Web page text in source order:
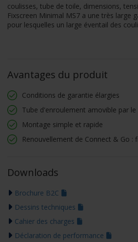
coulisses, tube de toile, dimensions,
Fixscreen Minimal MS7 a une très large
pour lesquelles un large éventail des
Avantages du produit
Conditions de garantie élargies
Tube d'enroulement amovible par le
Montage simple et rapide
Renouvellement de Connect & Go :
Downloads
Brochure B2C
Dessins techniques
Cahier des charges
Déclaration de performance